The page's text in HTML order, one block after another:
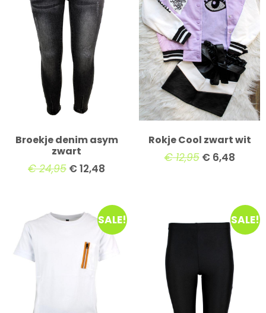
Broekje denim asym
zwart
€24,95 €12,48
Rokje Cool zwart wit
€12,95 €6,48
SALE! SALE!